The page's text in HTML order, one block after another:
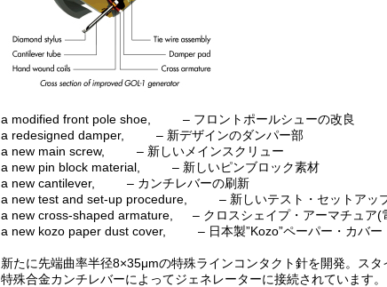
a modified front pole shoe, – フロントポールシューの改良
a redesigned damper, – 新デザインのダンパー部
a new main screw, – 新しいメインスクリュー
a new pin block material, – 新しいピンブロック素材
a new cantilever, – カンチレバーの刷新
a new test and set-up procedure, – 新しいテスト・セットアッ
a new cross-shaped armature, – クロスシェイプ・アーマチュア(
a new kozo paper dust cover, – 日本製”Kozo”ペーパー・カバー
新たに先端曲率半径8×35μmの特殊ラインコンタクト針を開発。ス
特殊合金カンチレバーによってジェネレーターに接続されています。